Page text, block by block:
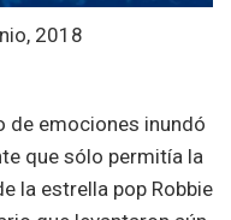
2018
de emociones inundó
que sólo permitía la
la estrella pop Robbie